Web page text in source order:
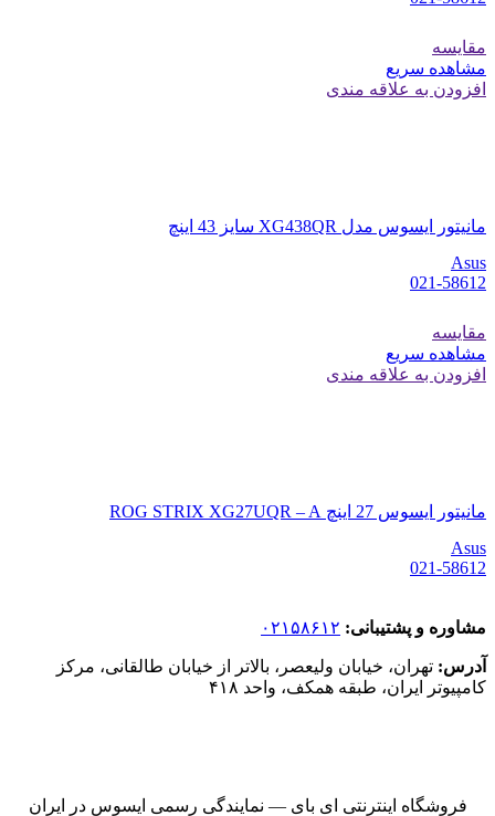
مقایسه
مشاهده سریع
افزودن به علاقه مندی
مانیتور ایسوس مدل XG438QR سایز 43 اینچ
Asus
021-58612
مقایسه
مشاهده سریع
افزودن به علاقه مندی
مانیتور ایسوس 27 اینچ ROG STRIX XG27UQR – A
Asus
021-58612
مشاوره و پشتیبانی: ۰۲۱۵۸۶۱۲
آدرس: تهران، خیابان ولیعصر، بالاتر از خیابان طالقانی، مرکز
کامپیوتر ایران، طبقه همکف، واحد ۴۱۸
فروشگاه اینترنتی ای‌ بای — نمایندگی رسمی ایسوس در ایران